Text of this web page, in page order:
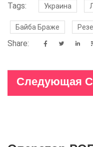
Tags: Украина
Байба Браже
Share:
Следующая